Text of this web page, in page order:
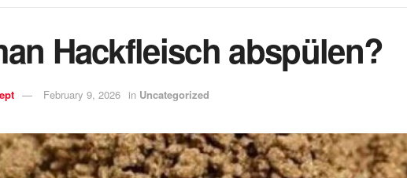
Hackfleisch abspülen?
February 9, 2026 in Uncategorized